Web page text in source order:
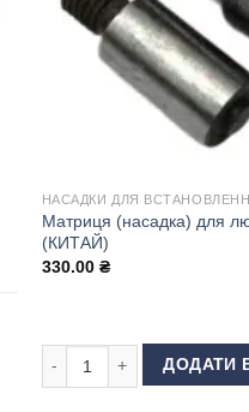
НАСАДКИ ДЛЯ
Матриця (насадка) для
(КИТАЙ)
330.00 ₴
Матриця (насадка) для
ДОДАТИ